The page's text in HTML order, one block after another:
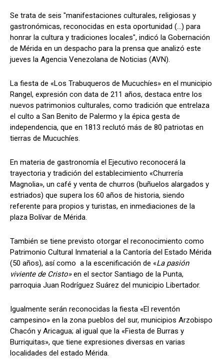
Se trata de seis "manifestaciones culturales, religiosas y
gastronómicas, reconocidas en esta oportunidad (...) para
honrar la cultura y tradiciones locales", indicó la Gobernación
de Mérida en un despacho para la prensa que analizó este
jueves la Agencia Venezolana de Noticias (AVN).
La fiesta de «Los Trabuqueros de Mucuchíes» en el municipio
Rangel, expresión con data de 211 años, destaca entre los
nuevos patrimonios culturales, como tradición que entrelaza
el culto a San Benito de Palermo y la épica gesta de
independencia, que en 1813 reclutó más de 80 patriotas en
tierras de Mucuchíes.
En materia de gastronomía el Ejecutivo reconocerá la
trayectoria y tradición del establecimiento «Churrería
Magnolia», un café y venta de churros (buñuelos alargados y
estriados) que supera los 60 años de historia, siendo
referente para propios y turistas, en inmediaciones de la
plaza Bolívar de Mérida.
También se tiene previsto otorgar el reconocimiento como
Patrimonio Cultural Inmaterial a la Cantoría del Estado Mérida
(50 años), así como a la escenificación de «La pasión
viviente de Cristo»en el sector Santiago de la Punta,
parroquia Juan Rodríguez Suárez del municipio Libertador.
Igualmente serán reconocidas la fiesta «El reventón
campesino» en la zona pueblos del sur, municipios Arzobispo
Chacón y Aricagua; al igual que la «Fiesta de Burras y
Burriquitas», que tiene expresiones diversas en varias
localidades del estado Mérida.